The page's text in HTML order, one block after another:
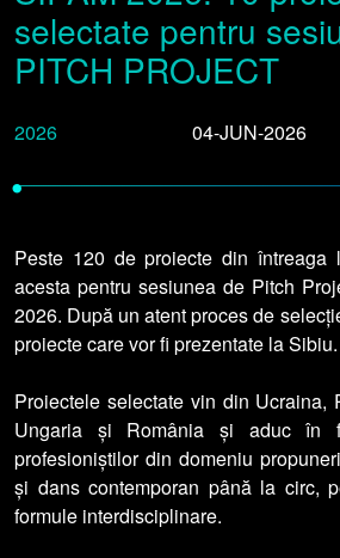
selectate pentru
PITCH PROJECT
2026 04-JUN-2026
•
Peste 120 de proiecte din întreaga
acesta pentru sesiunea de Pitch
2026. După un atent proces de
proiecte care vor fi prezentate la Sibiu.
Proiectele selectate vin din Ucraina,
Ungaria și România și aduc în
profesioniștilor din domeniu
și dans contemporan până la circ,
formule interdisciplinare.